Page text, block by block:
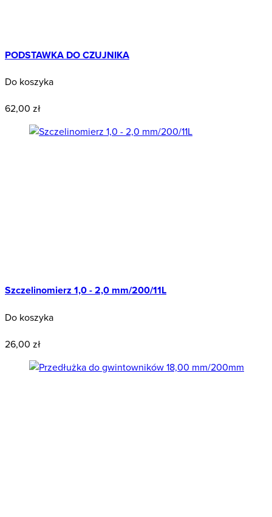
PODSTAWKA DO CZUJNIKA
Do koszyka
62,00 zł
Szczelinomierz 1,0 - 2,0 mm/200/11L
Do koszyka
26,00 zł